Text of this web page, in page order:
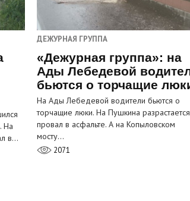
На
в…
ДЕЖУРНАЯ ГРУППА
«Дежурная группа»: на
Ады Лебедевой
бьются о торчащие
На Ады Лебедевой водители бьются о
торчащие люки. На Пушкина разрастается
провал в асфальте. А на Копыловском
мосту…
2071